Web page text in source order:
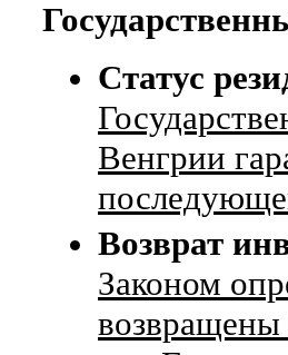
Статус
Венгрии
Возврат
Законом
возвращены